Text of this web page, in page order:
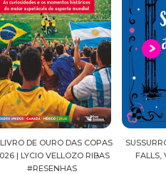
SUSSURROS AO LUAR | SHADOW
FALLS, VOL.04 | C.C.HUNTER
#RESENHA